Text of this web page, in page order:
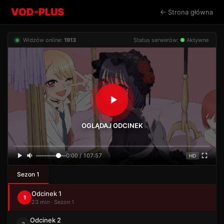
VOD-PLUS ← Strona główna
Widzów online: 1913 Status serwerów: ● Aktywne
OGLĄDAJ ODCINEK
0:00 / 107:57 HD
Sezon 1
1 Odcinek 1
23 min · Sezon 1
Odcinek 2